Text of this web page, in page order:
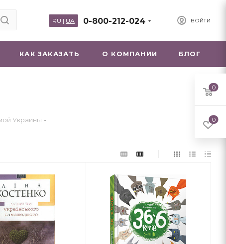
ВОЙТИ
0-800-212-024
RU | UA
КАК ЗАКАЗАТЬ О КОМПАНИИ БЛОГ
Украины
0
0